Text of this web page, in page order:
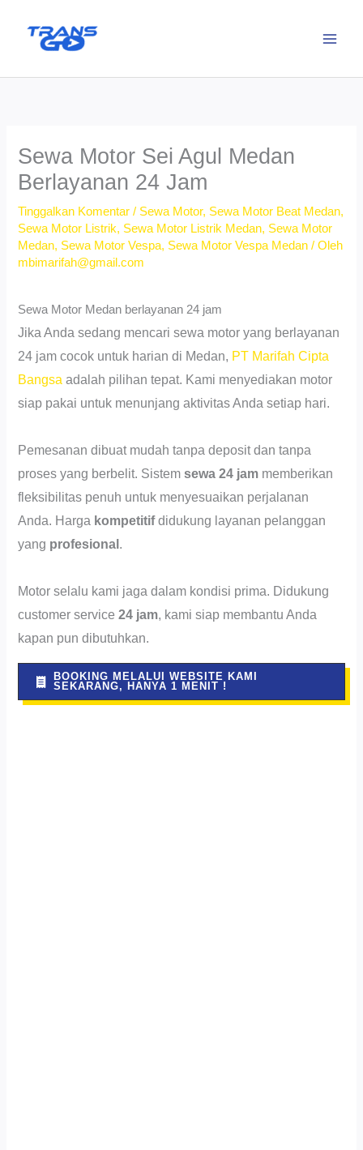
Sewa Motor Sei Agul Medan
Berlayanan 24 Jam
Tinggalkan Komentar / Sewa Motor, Sewa Motor Beat Medan,
Sewa Motor Listrik, Sewa Motor Listrik Medan, Sewa Motor
Medan, Sewa Motor Vespa, Sewa Motor Vespa Medan / Oleh
mbimarifah@gmail.com
Sewa Motor Medan berlayanan 24 jam
Jika Anda sedang mencari sewa motor yang berlayanan
24 jam cocok untuk harian di Medan, PT Marifah Cipta
Bangsa adalah pilihan tepat. Kami menyediakan motor
siap pakai untuk menunjang aktivitas Anda setiap hari.
Pemesanan dibuat mudah tanpa deposit dan tanpa
proses yang berbelit. Sistemsewa 24 jam memberikan
fleksibilitas penuh untuk menyesuaikan perjalanan
Anda. Harga kompetitifdidukung layanan pelanggan
yang profesional .
Motor selalu kami jaga dalam kondisi prima. Didukung
customer service24 jam, kami siap membantu Anda
kapan pun dibutuhkan.
BOOKING MELALUI WEBSITE KAMI
SEKARANG, HANYA 1 MENIT !